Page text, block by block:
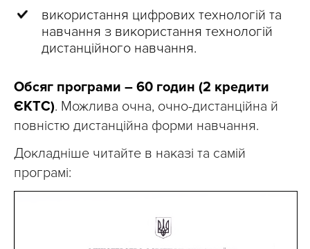
використання цифрових технологій та
навчання з використання технологій
дистанційного навчання.
Обсяг програми – 60 годин (2 кредити
ЄКТС). Можлива очна, очно-дистанційна й
повністю дистанційна форми навчання.
Докладніше читайте в наказі та самій
програмі: